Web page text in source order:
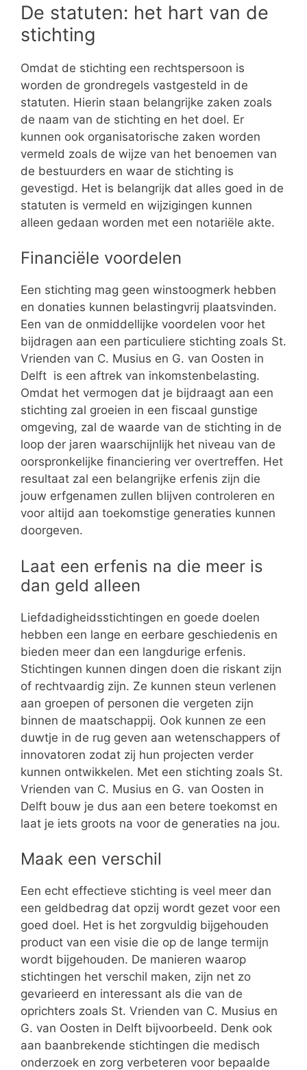
De statuten: het hart van de
stichting
Omdat de stichting een rechtspersoon is
worden de grondregels vastgesteld in de
statuten. Hierin staan belangrijke zaken zoals
de naam van de stichting en het doel. Er
kunnen ook organisatorische zaken worden
vermeld zoals de wijze van het benoemen van
de bestuurders en waar de stichting is
gevestigd. Het is belangrijk dat alles goed in de
statuten is vermeld en wijzigingen kunnen
alleen gedaan worden met een notariële akte.
Financiële voordelen
Een stichting mag geen winstoogmerk hebben
en donaties kunnen belastingvrij plaatsvinden.
Een van de onmiddellijke voordelen voor het
bijdragen aan een particuliere stichting zoals St.
Vrienden van C. Musius en G. van Oosten in
Delft is een aftrek van inkomstenbelasting.
Omdat het vermogen dat je bijdraagt aan een
stichting zal groeien in een fiscaal gunstige
omgeving, zal de waarde van de stichting in de
loop der jaren waarschijnlijk het niveau van de
oorspronkelijke financiering ver overtreffen. Het
resultaat zal een belangrijke erfenis zijn die
jouw erfgenamen zullen blijven controleren en
voor altijd aan toekomstige generaties kunnen
doorgeven.
Laat een erfenis na die meer is
dan geld alleen
Liefdadigheidsstichtingen en goede doelen
hebben een lange en eerbare geschiedenis en
bieden meer dan een langdurige erfenis.
Stichtingen kunnen dingen doen die riskant zijn
of rechtvaardig zijn. Ze kunnen steun verlenen
aan groepen of personen die vergeten zijn
binnen de maatschappij. Ook kunnen ze een
duwtje in de rug geven aan wetenschappers of
innovatoren zodat zij hun projecten verder
kunnen ontwikkelen. Met een stichting zoals St.
Vrienden van C. Musius en G. van Oosten in
Delft bouw je dus aan een betere toekomst en
laat je iets groots na voor de generaties na jou.
Maak een verschil
Een echt effectieve stichting is veel meer dan
een geldbedrag dat opzij wordt gezet voor een
goed doel. Het is het zorgvuldig bijgehouden
product van een visie die op de lange termijn
wordt bijgehouden. De manieren waarop
stichtingen het verschil maken, zijn net zo
gevarieerd en interessant als die van de
oprichters zoals St. Vrienden van C. Musius en
G. van Oosten in Delft bijvoorbeeld. Denk ook
aan baanbrekende stichtingen die medisch
onderzoek en zorg verbeteren voor bepaalde